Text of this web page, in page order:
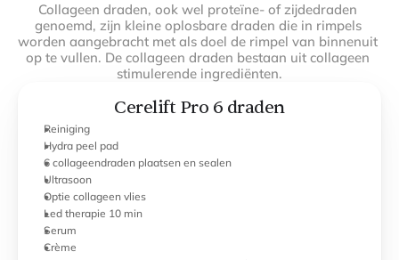
Collageen draden, ook wel proteïne- of zijdedraden
genoemd, zijn kleine oplosbare draden die in rimpels
worden aangebracht met als doel de rimpel van binnenuit
op te vullen. De collageen draden bestaan uit collageen
stimulerende ingrediënten.
Cerelift Pro 6 draden
Reiniging
Hydra peel pad
6 collageendraden plaatsen en sealen
Ultrasoon
Optie collageen vlies
Led therapie 10 min
Serum
Crème